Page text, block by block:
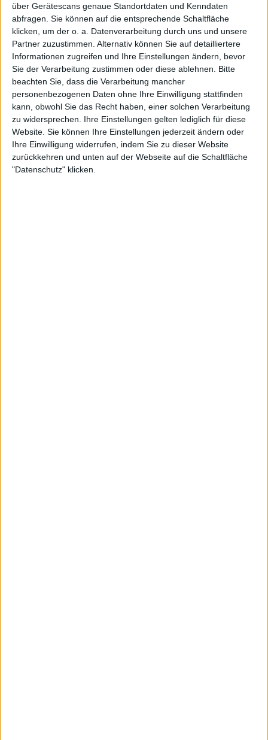
über Gerätescans genaue Standortdaten und Kenndaten
abfragen. Sie können auf die entsprechende Schaltfläche
klicken, um der o. a. Datenverarbeitung durch uns und unsere
Partner zuzustimmen. Alternativ können Sie auf detailliertere
Informationen zugreifen und Ihre Einstellungen ändern, bevor
Sie der Verarbeitung zustimmen oder diese ablehnen.
Bitte
beachten Sie, dass die Verarbeitung mancher
personenbezogenen Daten ohne Ihre Einwilligung stattfinden
kann, obwohl Sie das Recht haben, einer solchen Verarbeitung
zu widersprechen. Ihre Einstellungen gelten lediglich für diese
Website. Sie können Ihre Einstellungen jederzeit ändern oder
Ihre Einwilligung widerrufen, indem Sie zu dieser Website
zurückkehren und unten auf der Webseite auf die Schaltfläche
"Datenschutz" klicken.
sehr intensiv Werbung für AGM.com gemacht – ohne
Spam, rein mit gezieltem Ansprechen von jenen Bands,
Labels und Fans, welche offensichtlich an einer solchen
Seite interessiert waren. Dadurch hatten wir bereits im
ersten Monat ca. 5000 Besucher. Mittlerweile hat sich die
Zahl vervielfacht.
Als international agierendes Magazin habt ihr in eurer
Redaktion AGM-Fans und Musiker aus aller Welt
versammelt (momentan zähle ich 25 auf AGM.com).
Kannst du ein bisschen was zu eurer Redaktion erzählen?
AGM.com war von Anfang an als internationales Netzwerk